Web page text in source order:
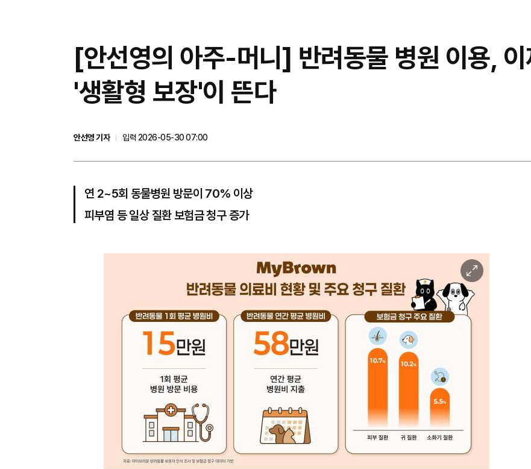
[안선영의 아주-머니] 반려동물 병원 이용,
'생활형 보장'이 뜬다
안선영 기자
입력 2026-05-30 07:00
연 2~5회 동물병원 방문이 70% 이상
피부염 등 일상 질환 보험금 청구 증가
이
미
지
확